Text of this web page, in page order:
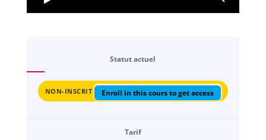
Statut actuel
NON-INSCRIT Enroll in this cours to get access
Tarif